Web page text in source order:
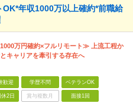
年収1000万以上確約*前職給
万円確約×フルリモート≫ 上流工程か
キャリアを牽引する存在へ
歓迎 学歴不問 ベテランOK
2日 賞与複数月 面接1回